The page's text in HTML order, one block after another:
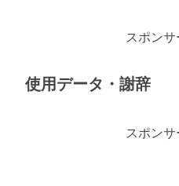
スポン
使用データ・謝辞
スポン